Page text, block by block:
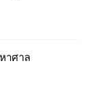
าศาล